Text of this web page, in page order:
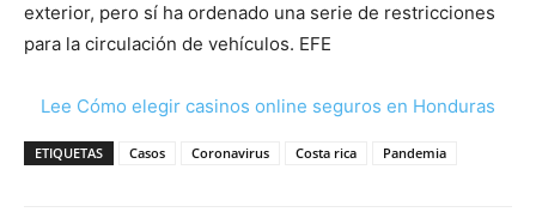
exterior, pero sí ha ordenado una serie de restricciones
para la circulación de vehículos. EFE
Lee Cómo elegir casinos online seguros en Honduras
ETIQUETAS Casos Coronavirus Costa rica Pandemia